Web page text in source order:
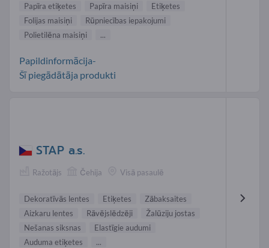
Papīra etiķetes
Papīra maisiņi
Etiķetes
Folijas maisiņi
Rūpniecības iepakojumi
Polietilēna maisiņi
...
Papildinformācija-
Šī piegādātāja produkti
STAP a.s.
Ražotājs Čehija Visā pasaulē
Dekoratīvās lentes Etiķetes
Zābaksaites
Aizkaru lentes
Rāvējslēdzēji
Žalūziju jostas
Nešanas siksnas
Elastīgie audumi
Auduma etiķetes
...